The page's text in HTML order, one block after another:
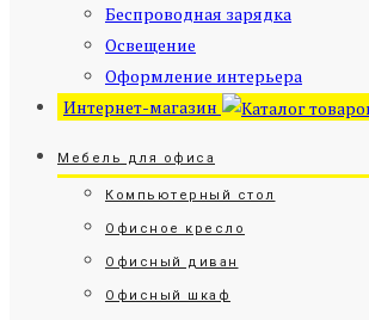
Беспроводная зарядка
Освещение
Оформление интерьера
Интернет-магазин
Мебель для офиса
Компьютерный стол
Офисное кресло
Офисный диван
Офисный шкаф